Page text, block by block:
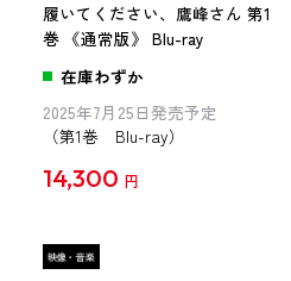
履いてください、鷹峰さん 第1
巻 《通常版》 Blu-ray
在庫わずか
2025年7月25日発売予定
（第1巻 Blu-ray）
14,300 円